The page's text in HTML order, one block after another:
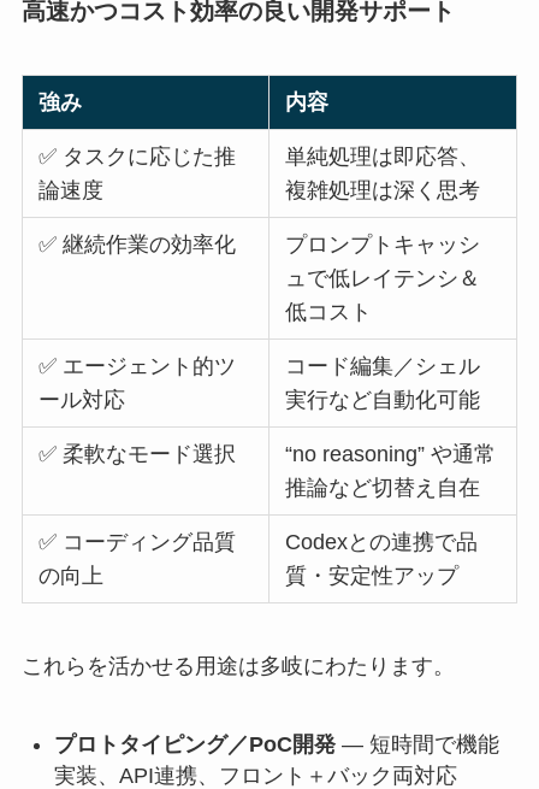
高速かつコスト効率の良い開発サポート
強み 内容
✅ タスクに応じた推
論速度
単純処理は即応答、
複雑処理は深く思考
✅ 継続作業の効率化
プロンプトキャッシ
ュで低レイテンシ＆
低コスト
✅ エージェント的ツ
ール対応
コード編集／シェル
実行など自動化可能
✅ 柔軟なモード選択
“no reasoning” や通常
推論など切替え自在
✅ コーディング品質
の向上
Codexとの連携で品
質・安定性アップ
これらを活かせる用途は多岐にわたります。
プロトタイピング／PoC開発— 短時間で機能
実装、API連携、フロント＋バック両対応